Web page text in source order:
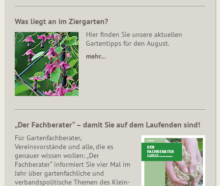
Was liegt an im Ziergarten?
Hier finden Sie unsere aktuellen
Gartentipps für den August.
mehr…
„Der Fachberater“ – damit Sie auf dem Laufenden sind!
Für Gartenfachberater,
Vereinsvorstände und alle, die es
genauer wissen wollen: „Der
Fachberater“ informiert Sie vier Mal im
Jahr über gartenfachliche und
verbandspolitische Themen des Klein­